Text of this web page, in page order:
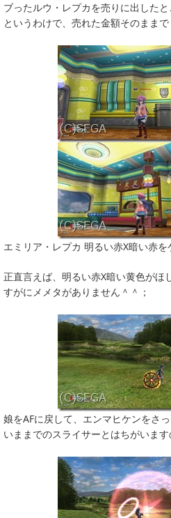
ブったルウ・レプカを売りに出した
というわけで、売れた金額そのままで
エミリア・レプカ 明るい赤X暗い赤を
正直言えば、明るい赤X暗い黄色がほ
すがにメメタがありません＾＾；
娘をAFに戻して、エンマヒケンをさ
いままでのスライサーとはちがいます